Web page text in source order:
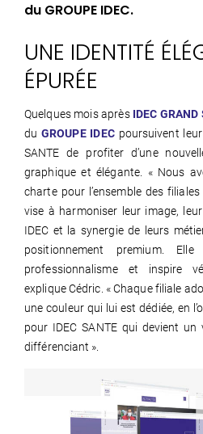
du GROUPE IDEC.
UNE IDENTITÉ
ÉPURÉE
Quelques mois après IDEC GRAND
du GROUPE IDECpoursuivent leur
SANTE de profiter d’une
graphique et élégante. « Nous
charte pour l’ensemble des
vise à harmoniser leur image,
IDEC et la synergie de leurs
positionnement premium.
professionnalisme et inspire
explique Cédric. « Chaque filiale
une couleur qui lui est dédiée, en
pour IDEC SANTE qui devient
différenciant ».